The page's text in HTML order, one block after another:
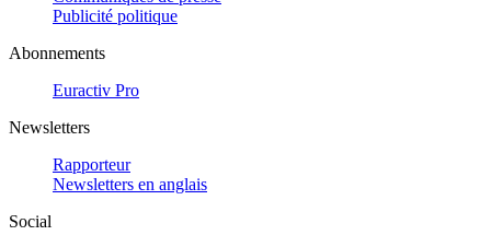
Publicité politique
Abonnements
Euractiv Pro
Newsletters
Rapporteur
Newsletters en anglais
Social